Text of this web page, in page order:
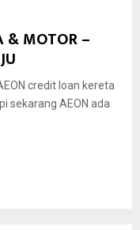
& MOTOR –
credit loan kereta
sekarang AEON ada